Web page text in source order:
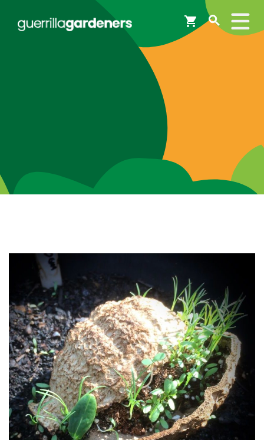
Webshop
Workshops
Tips & Inspiratie
Op de kaart
Brigades
Blog
Over ons
Contact